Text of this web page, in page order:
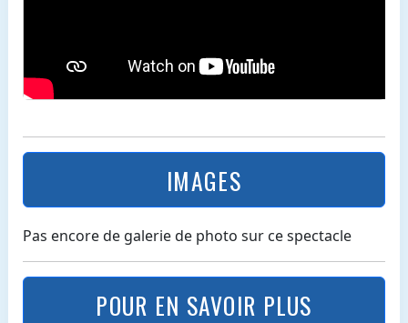
IMAGES
Pas encore de galerie de photo sur ce spectacle
POUR EN SAVOIR PLUS